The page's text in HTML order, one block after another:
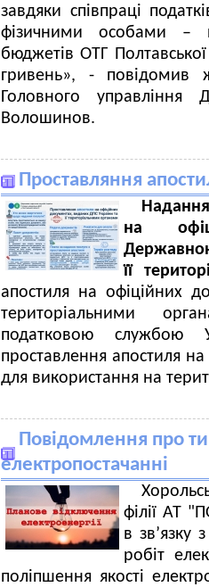
завдяки співпраці
фізичними особами –
бюджетів ОТГ
гривень», - повідомив
Головного управління
Волошинов.
Проставляння
на
її
апостиля на офіційних
територіальними
податковою службою
проставлення апостиля
для використання на
Повідомлення про
електропостачанні
філії АТ
в зв’язку
робіт
поліпшення якості